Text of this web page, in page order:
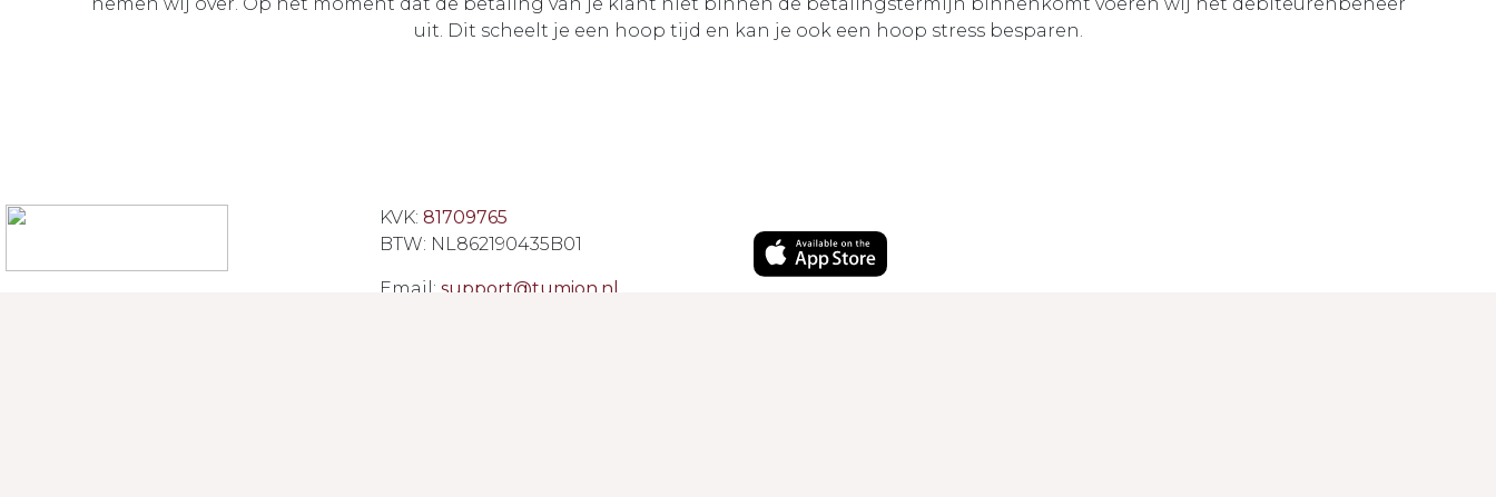
uit. Dit scheelt je een hoop tijd en kan je ook een hoop stress besparen.
KVK: 81709765
BTW: NL862190435B01
Email: support@tumion.nl